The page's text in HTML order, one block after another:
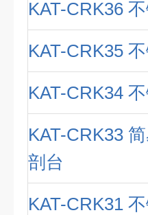
KAT-CRK36
KAT-CRK35
KAT-CRK34
KAT-CRK33
剖台
KAT-CRK31